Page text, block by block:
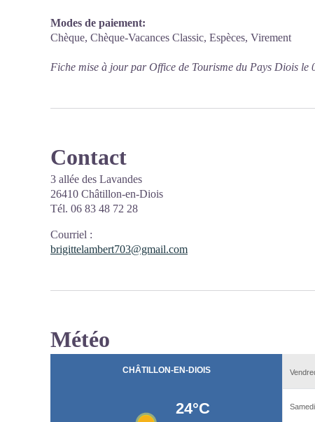
Modes de paiement:
Chèque, Chèque-Vacances Classic, Espèces, Virement
Fiche mise à jour par Office de Tourisme du Pays Diois le
Contact
3 allée des Lavandes
26410 Châtillon-en-Diois
Tél. 06 83 48 72 28
Courriel :
brigittelambert703@gmail.com
Météo